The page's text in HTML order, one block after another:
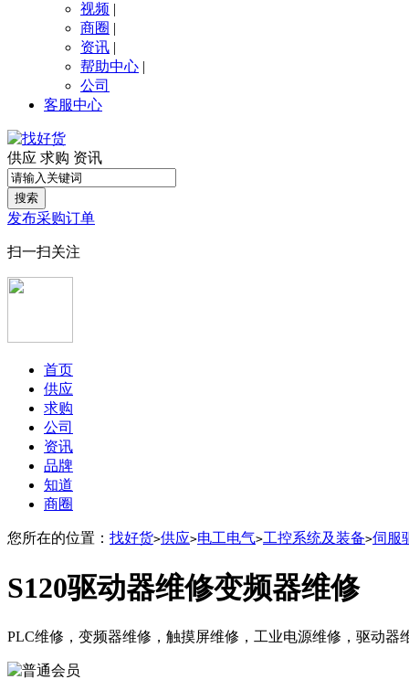
视频 |
商圈 |
资讯 |
帮助中心 |
公司
客服中心
供应 求购 资讯
搜索
发布采购订单
扫一扫关注
首页
供应
求购
公司
资讯
品牌
知道
商圈
您所在的位置： 找好货>供应>电工电气>工控系统及装备>伺服
S120驱动器维修变频器维修
PLC维修，变频器维修，触摸屏维修，工业电源维修，驱动器